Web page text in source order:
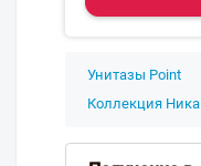
Унитазы Point
Коллекция Ника